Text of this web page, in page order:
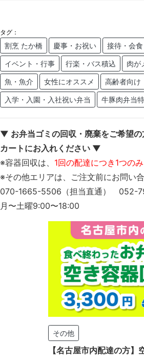
タグ：
割烹 たか橋 慶事・お祝い 接待・会食
イベント・行事 行楽・バス積込 肉が
魚・魚介 女性にオススメ 高齢者向け
入学・入園・入社祝い弁当 牛豚肉弁当
▼ お弁当ゴミの回収・廃棄をご希望の
カートにお入れください ▼
※容器回収は、 1回の配達につき1つのみ
※その他エリアは、ご注文前にお問い合
070-1665-5506（担当直通） 052-
月〜土曜9:00〜18:00
その他
【名古屋市内配達の方】